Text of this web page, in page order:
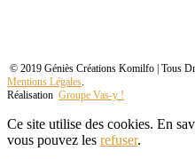
© 2019 Géniès Créations Komilfo | Tous
Mentions Légales.
Réalisation Groupe Vas-y !
Ce site utilise des cookies. En
vous pouvez les refuser.